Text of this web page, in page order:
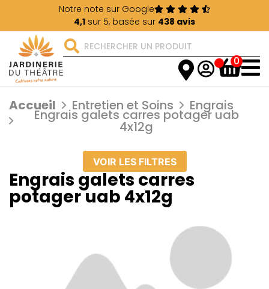
Notre note sur Google
4,1 sur 5, basée sur 438 avis
0
Accueil Entretien et Soins Engrais
Engrais galets carres potager uab
4x12g
VOIR LES FILTRES
Engrais galets carres
potager uab 4x12g